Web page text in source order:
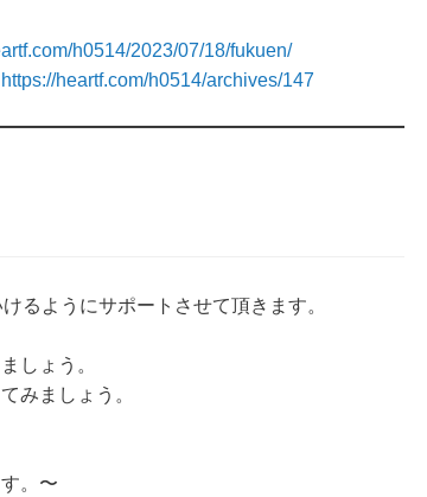
h0514/2023/07/18/fukuen/
https://heartf.com/h0514/archives/147
るようにサポートさせて頂きます。
しょう。
みましょう。
。〜